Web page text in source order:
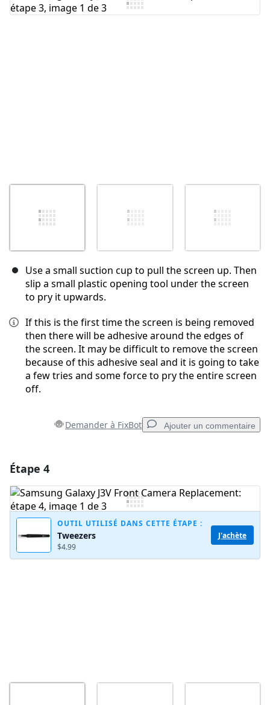
Use a small suction cup to pull the screen up. Then
slip a small plastic opening tool under the screen
to pry it upwards.
If this is the first time the screen is being removed
then there will be adhesive around the edges of
the screen. It may be difficult to remove the screen
because of this adhesive seal and it is going to take
a few tries and some force to pry the entire screen
off.
Demander à FixBot Ajouter un commentaire
Ajouter un commentaire
Étape 4
OUTIL UTILISÉ DANS CETTE ÉTAPE :
Tweezers
$4.99
J'achète